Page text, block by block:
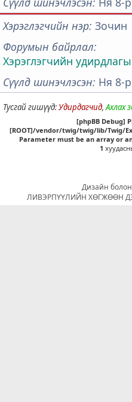
Хэрэглэгчийн нэр Зочин
Форумын байрлал
Хэрэглэгчийн
Сүүлд шинэчлэсэн Ня 8-
Тусгай гишүүд:Удирдагчид,Ахлах
[phpBB Debug]
[ROOT]/vendor/twig/twig/lib/Twig/
Parameter must be an array or
1
Дизайн
ЛИВЭРПҮҮЛИЙН ХӨГЖӨӨН